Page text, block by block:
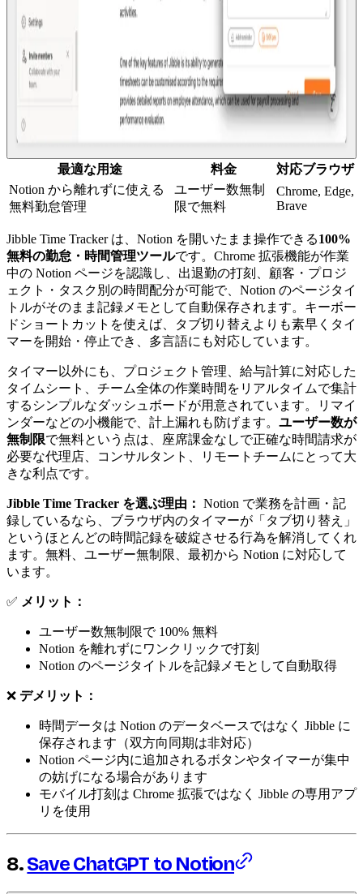
最適な用途 料金
対応ブラウザ
Notion から離れずに使える
無料勤怠管理
ユーザー数無制
限で無料
Chrome, Edge,
Brave
Jibble Time Tracker は、Notion を開いたまま操作できる100%
無料の勤怠・時間管理ツールです。Chrome 拡張機能が作業
中の Notion ページを認識し、出退勤の打刻、顧客・プロジ
ェクト・タスク別の時間配分が可能で、Notion のページタイ
トルがそのまま記録メモとして自動保存されます。キーボー
ドショートカットを使えば、タブ切り替えよりも素早くタイ
マーを開始・停止でき、多言語にも対応しています。
タイマー以外にも、プロジェクト管理、給与計算に対応した
タイムシート、チーム全体の作業時間をリアルタイムで集計
するシンプルなダッシュボードが用意されています。リマイ
ンダーなどの小機能で、計上漏れも防げます。 ユーザー数が
無制限で無料という点は、座席課金なしで正確な時間請求が
必要な代理店、コンサルタント、リモートチームにとって大
きな利点です。
Jibble Time Tracker を選ぶ理由： Notion で業務を計画・記
録しているなら、ブラウザ内のタイマーが「タブ切り替え」
というほとんどの時間記録を破綻させる行為を解消してくれ
ます。無料、ユーザー無制限、最初から Notion に対応して
います。
✅ メリット：
ユーザー数無制限で 100% 無料
Notion を離れずにワンクリックで打刻
Notion のページタイトルを記録メモとして自動取得
❌ デメリット：
時間データは Notion のデータベースではなく Jibble に
保存されます（双方向同期は非対応）
Notion ページ内に追加されるボタンやタイマーが集中
の妨げになる場合があります
モバイル打刻は Chrome 拡張ではなく Jibble の専用アプ
リを使用
8.Save ChatGPT to Notion